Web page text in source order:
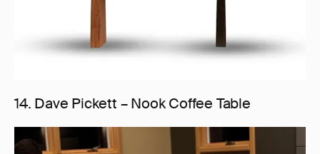
14. Dave Pickett – Nook Coffee Table